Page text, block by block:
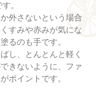
。
外さないという場合
すみや赤みが気にな
るのも手です。
し、とんとんと軽く
きないように、ファ
ポイントです。